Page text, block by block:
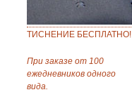
ТИСНЕНИЕ БЕСПЛАТНО!
При заказе от 100
ежедневников одного
вида.